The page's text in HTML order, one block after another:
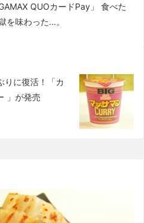
QUOカードPay」 食べた
を味わった…。
りに復活！「カ
」が発売